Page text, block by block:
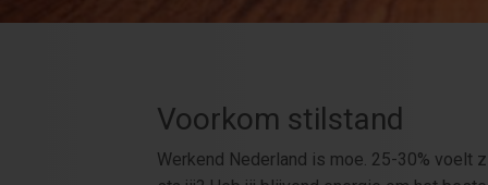
Voorkom stilstand
Werkend Nederland is moe. 25-30% voelt